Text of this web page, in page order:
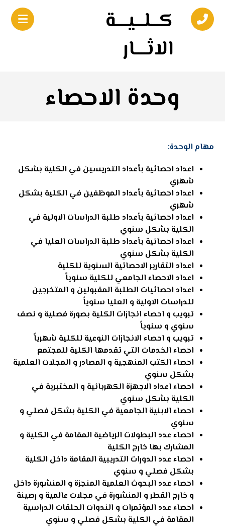
كـــلـــيــــة
الاثــــار
وحدة الاحصاء
مهام الوحدة:
اعداد احصائية بأعداد التدريسين في الكلية بشكل
شهري
اعداد احصائية بأعداد الموظفين في الكلية بشكل
شهري
اعداد احصائية بأعداد طلبة الدراسات الاولية في
الكلية بشكل سنوي
اعداد احصائية بأعداد طلبة الدراسات العليا في
الكلية بشكل سنوي
اعداد التقارير الاحصائية السنوية للكلية
اعداد الاحصاء الجامعي للكلية سنوياً
اعداد احصائيات الطلبة المقبولين و المتخرجين
للدراسات الاولية و العليا سنوياً
تبويب و احصاء انجازات الكلية بصورة فصلية و نصف
سنوي و سنوياً
تبويب و احصاء الانجازات النوعية للكلية شهرياً
احصاء الخدمات التي تقدمها الكلية للمجتمع
احصاء الكتب المنهجية و المصادر و المجلات العلمية
بشكل سنوي
احصاء اعداد الاجهزة الكهربائية و المختبرية في
الكلية بشكل سنوي
احصاء الابنية الجامعية في الكلية بشكل فصلي و
سنوي
احصاء عدد البطولات الرياضية المقامة في الكلية و
المشارك بها خارج الكلية
احصاء عدد الدورات التدريبية المقامة داخل الكلية
بشكل فصلي و سنوي
احصاء عدد البحوث العلمية المنجزة و المنشورة داخل
و خارج القطر و المنشورة في مجلات عالمية و رصينة
احصاء عدد المؤتمرات و الندوات الحلقات الدراسية
المقامة في الكلية بشكل فصلي و سنوي